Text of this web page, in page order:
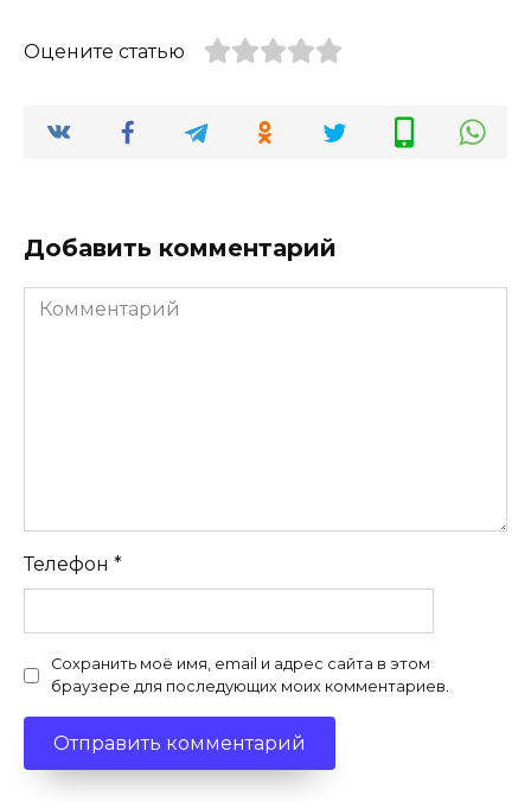
Оцените статью
Добавить комментарий
Комментарий
Телефон *
Сохранить моё имя, email и адрес сайта в этом
браузере для последующих моих комментариев.